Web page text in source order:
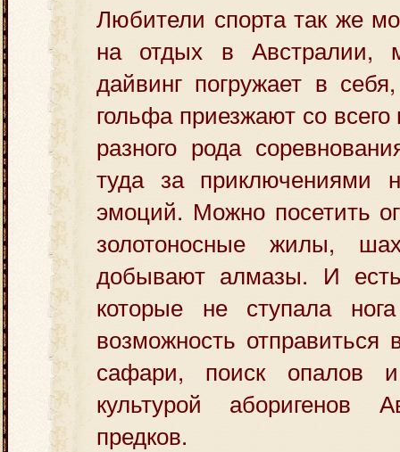
Любители спорта так же
на отдых в Австралии,
дайвинг погружает в
гольфа приезжают со
разного рода
туда за приключениями
эмоций. Можно посетить
золотоносные жилы,
добывают алмазы. И
которые не ступала
возможность отправиться
сафари, поиск опалов
культурой аборигенов
предков.